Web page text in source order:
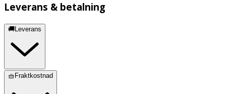
Leverans & betalning
🚚Leverans
🧺Fraktkostnad